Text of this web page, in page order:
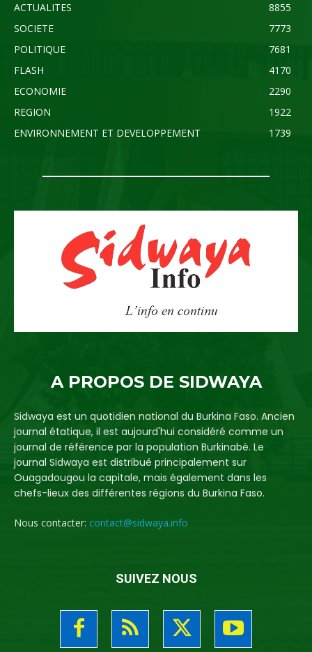
ACTUALITES
8855
SOCIETE
7773
POLITIQUE
7681
FLASH
4170
ECONOMIE
2290
REGION
1922
ENVIRONNEMENT ET DEVELOPPEMENT
1739
A PROPOS DE SIDWAYA
Sidwaya est un quotidien national du Burkina Faso. Ancien
journal étatique, il est aujourd'hui considéré comme un
journal de référence par la population Burkinabè. Le
journal Sidwaya est distribué principalement sur
Ouagadougou la capitale, mais également dans les
chefs-lieux des différentes régions du Burkina Faso.
Nous contacter: contact@sidwaya.info
SUIVEZ NOUS